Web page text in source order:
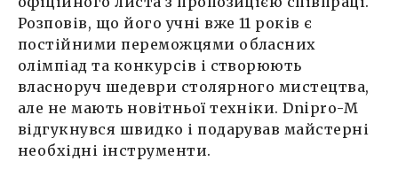
Розповів, що його учні вже 11 років є
постійними переможцями обласних
олімпіад та конкурсів і створюють
власноруч шедеври столярного мистецтва,
але не мають новітньої техніки. Dnipro-M
відгукнувся швидко і подарував майстерні
необхідні інструменти.